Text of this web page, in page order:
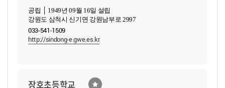
공립 │ 1949년 09월 16일 설립
강원도 삼척시 신기면 강원남부로 2997
033-541-1509
http://sindong-e.gwe.es.kr
장호초등학교